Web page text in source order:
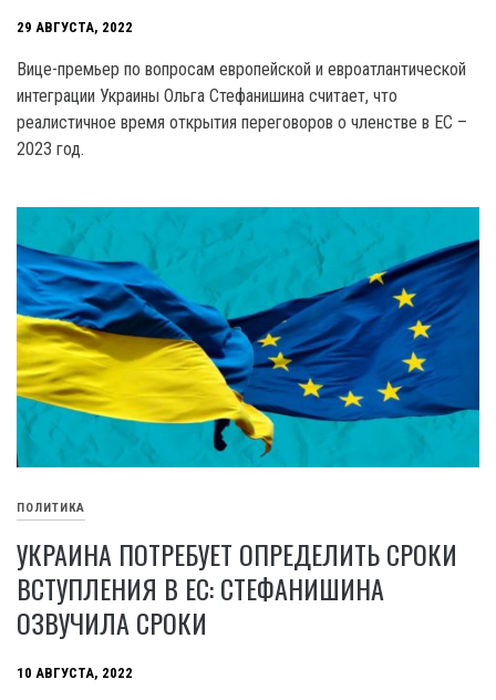
29 АВГУСТА, 2022
Вице-премьер по вопросам европейской и евроатлантической
интеграции Украины Ольга Стефанишина считает, что
реалистичное время открытия переговоров о членстве в ЕС –
2023 год.
ПОЛИТИКА
УКРАИНА ПОТРЕБУЕТ ОПРЕДЕЛИТЬ СРОКИ
ВСТУПЛЕНИЯ В ЕС: СТЕФАНИШИНА
ОЗВУЧИЛА СРОКИ
10 АВГУСТА, 2022